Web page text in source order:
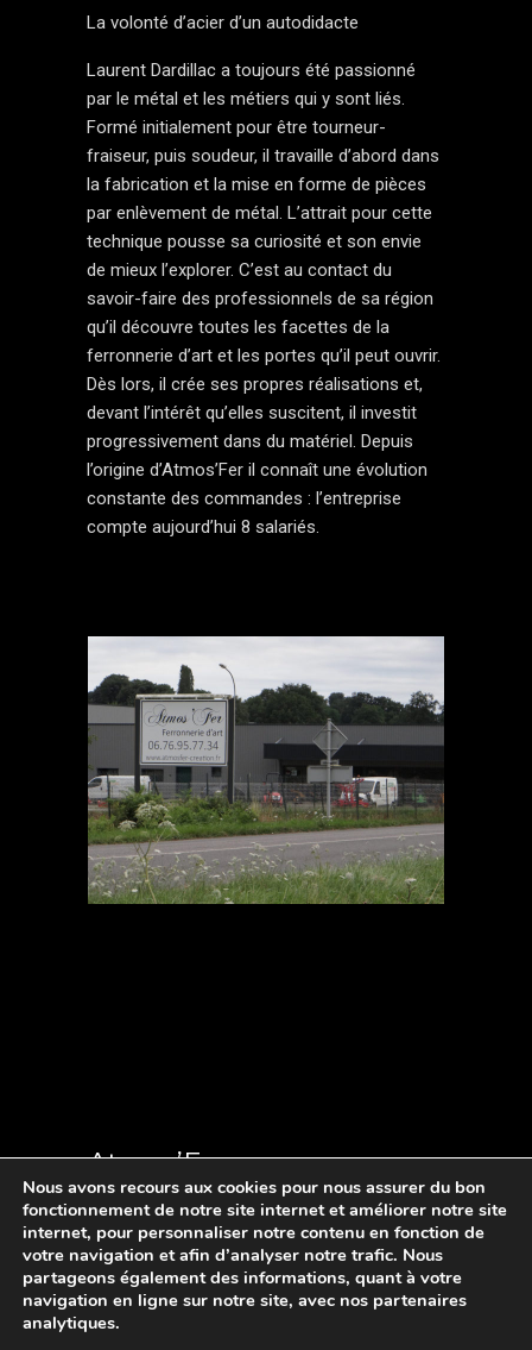
La volonté d’acier d’un autodidacte
Laurent Dardillac a toujours été passionné
par le métal et les métiers qui y sont liés.
Formé initialement pour être tourneur-
fraiseur, puis soudeur, il travaille d’abord dans
la fabrication et la mise en forme de pièces
par enlèvement de métal. L’attrait pour cette
technique pousse sa curiosité et son envie
de mieux l’explorer. C’est au contact du
savoir-faire des professionnels de sa région
qu’il découvre toutes les facettes de la
ferronnerie d’art et les portes qu’il peut ouvrir.
Dès lors, il crée ses propres réalisations et,
devant l’intérêt qu’elles suscitent, il investit
progressivement dans du matériel. Depuis
l’origine d’Atmos’Fer il connaît une évolution
constante des commandes : l’entreprise
compte aujourd’hui 8 salariés.
Atmos’Fer
Ferronnerie d’art en Limousin
contact@atmosfer-creation.fr
Mentions légales et crédits
Nous avons recours aux cookies pour nous assurer du bon
fonctionnement de notre site internet et améliorer notre site
internet, pour personnaliser notre contenu en fonction de
votre navigation et afin d’analyser notre trafic. Nous
partageons également des informations, quant à votre
navigation en ligne sur notre site, avec nos partenaires
analytiques.